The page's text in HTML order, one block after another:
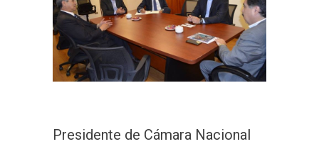
Presidente de Cámara Nacional